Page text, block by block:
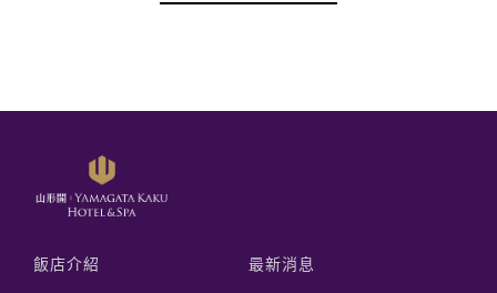
飯店介紹 最新消息